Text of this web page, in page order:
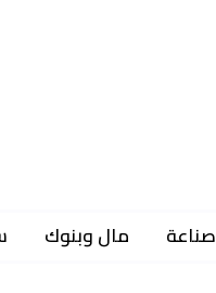
صناعة مال وبنوك